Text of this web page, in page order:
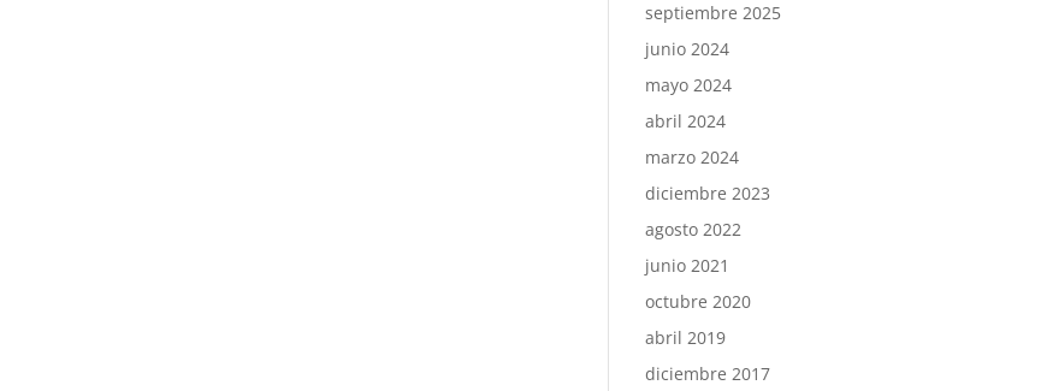
septiembre 2025
junio 2024
mayo 2024
abril 2024
marzo 2024
diciembre 2023
agosto 2022
junio 2021
octubre 2020
abril 2019
diciembre 2017